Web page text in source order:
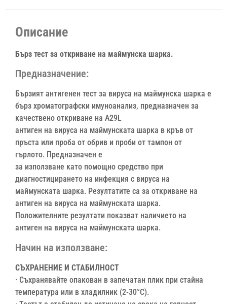
Описание
Бърз тест за откриване на маймунска шарка.
Предназначение:
Бързият антигенен тест за вируса на маймунска шарка е
бърз хроматографски имуноанализ, предназначен за
качествено откриване на A29L
антиген на вируса на маймунската шарка в кръв от
пръста или проба от обрив и проби от тампон от
гърлото. Предназначен е
за използване като помощно средство при
диагностицирането на инфекция с вируса на
маймунската шарка. Резултатите са за откриване на
антиген на вируса на маймунската шарка.
Положителните резултати показват наличието на
антиген на вируса на маймунската шарка.
Начин на използване:
СЪХРАНЕНИЕ И СТАБИЛНОСТ
· Съхранявайте опакован в запечатан плик при стайна
температура или в хладилник (2-30°C).